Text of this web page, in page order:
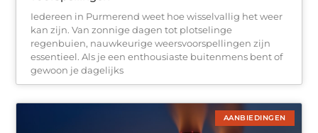
Iedereen in Purmerend weet hoe wisselvallig het weer
kan zijn. Van zonnige dagen tot plotselinge
regenbuien, nauwkeurige weersvoorspellingen zijn
essentieel. Als je een enthousiaste buitenmens bent of
gewoon je dagelijks
AANBIEDINGEN